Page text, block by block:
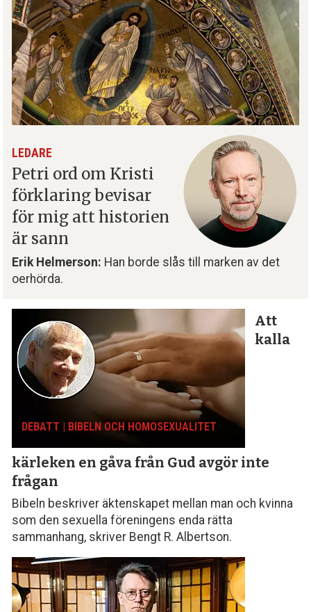
LEDARE
Petri ord om Kristi
förklaring bevisar
för mig att historien
är sann
Erik Helmerson: Han borde slås till marken av det
oerhörda.
DEBATT | BIBELN OCH HOMOSEXUALITET
Att
kalla
kärleken en gåva från Gud avgör inte
frågan
Bibeln beskriver äktenskapet mellan man och kvinna
som den sexuella föreningens enda rätta
sammanhang, skriver Bengt R. Albertson.